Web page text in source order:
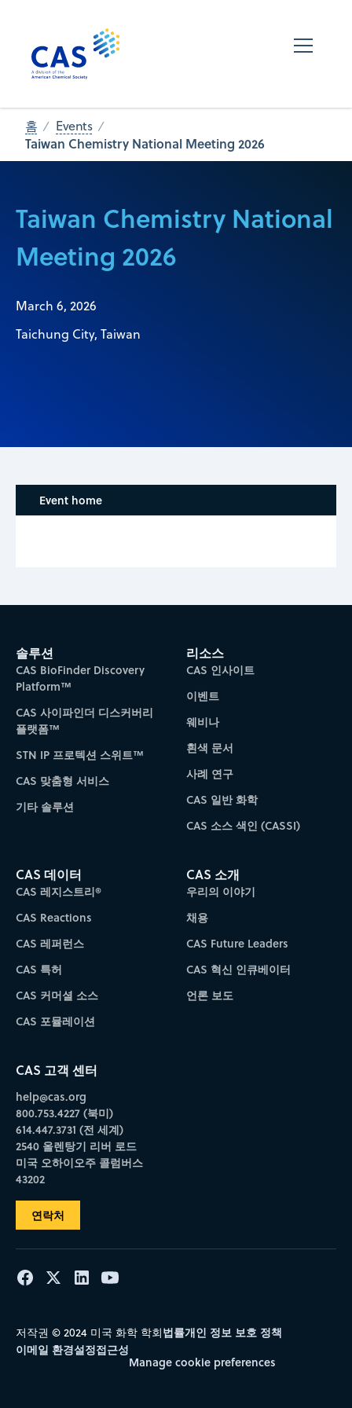
홈 Events
Taiwan Chemistry National Meeting 2026
Taiwan Chemistry National
Meeting 2026
March 6, 2026
Taichung City, Taiwan
Event home
솔루션
CAS BioFinder Discovery
Platform™
CAS 사이파인더 디스커버리
플랫폼™
STN IP 프로텍션 스위트™
CAS 맞춤형 서비스
기타 솔루션
리소스
CAS 인사이트
이벤트
웨비나
흰색 문서
사례 연구
CAS 일반 화학
CAS 소스 색인 (CASSI)
CAS 데이터
CAS 레지스트리®
CAS Reactions
CAS 레퍼런스
CAS 특허
CAS 커머셜 소스
CAS 포뮬레이션
CAS 소개
우리의 이야기
채용
CAS Future Leaders
CAS 혁신 인큐베이터
언론 보도
CAS 고객 센터
help@cas.org
800.753.4227 (북미)
614.447.3731 (전 세계)
2540 올렌탕기 리버 로드
미국 오하이오주 콜럼버스
43202
연락처
저작권 © 2024 미국 화학 학회법률개인 정보 보호 정책
이메일 환경설정접근성
Manage cookie preferences